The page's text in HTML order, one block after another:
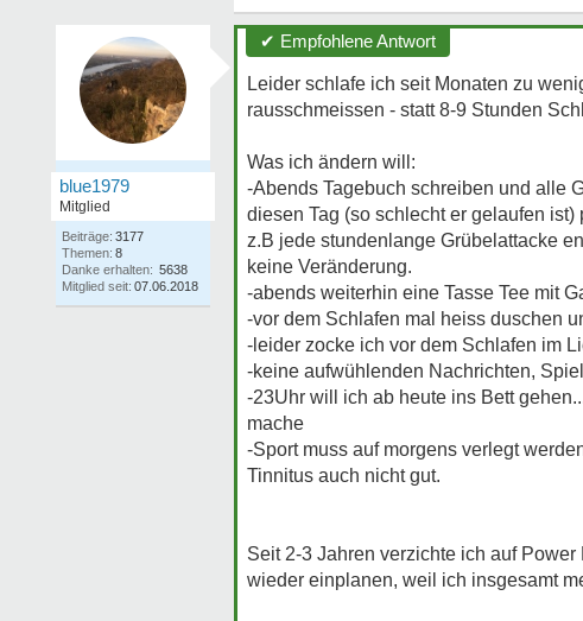
blue1979
Mitglied
Beiträge: 3177
Themen: 8
Danke erhalten: 5638
Mitglied seit: 07.06.2018
✔ Empfohlene Antwort
Leider schlafe ich seit Monaten zu
rausschmeissen - statt 8-9 Stunden
Was ich ändern will:
-Abends Tagebuch schreiben und alle
diesen Tag (so schlecht er gelaufen
z.B jede stundenlange Grübelattacke
keine Veränderung.
-abends weiterhin eine Tasse Tee mit
-vor dem Schlafen mal heiss duschen
-leider zocke ich vor dem Schlafen im
-keine aufwühlenden Nachrichten,
-23Uhr will ich ab heute ins Bett
mache
-Sport muss auf morgens verlegt
Tinnitus auch nicht gut.
Seit 2-3 Jahren verzichte ich auf
wieder einplanen, weil ich insgesamt